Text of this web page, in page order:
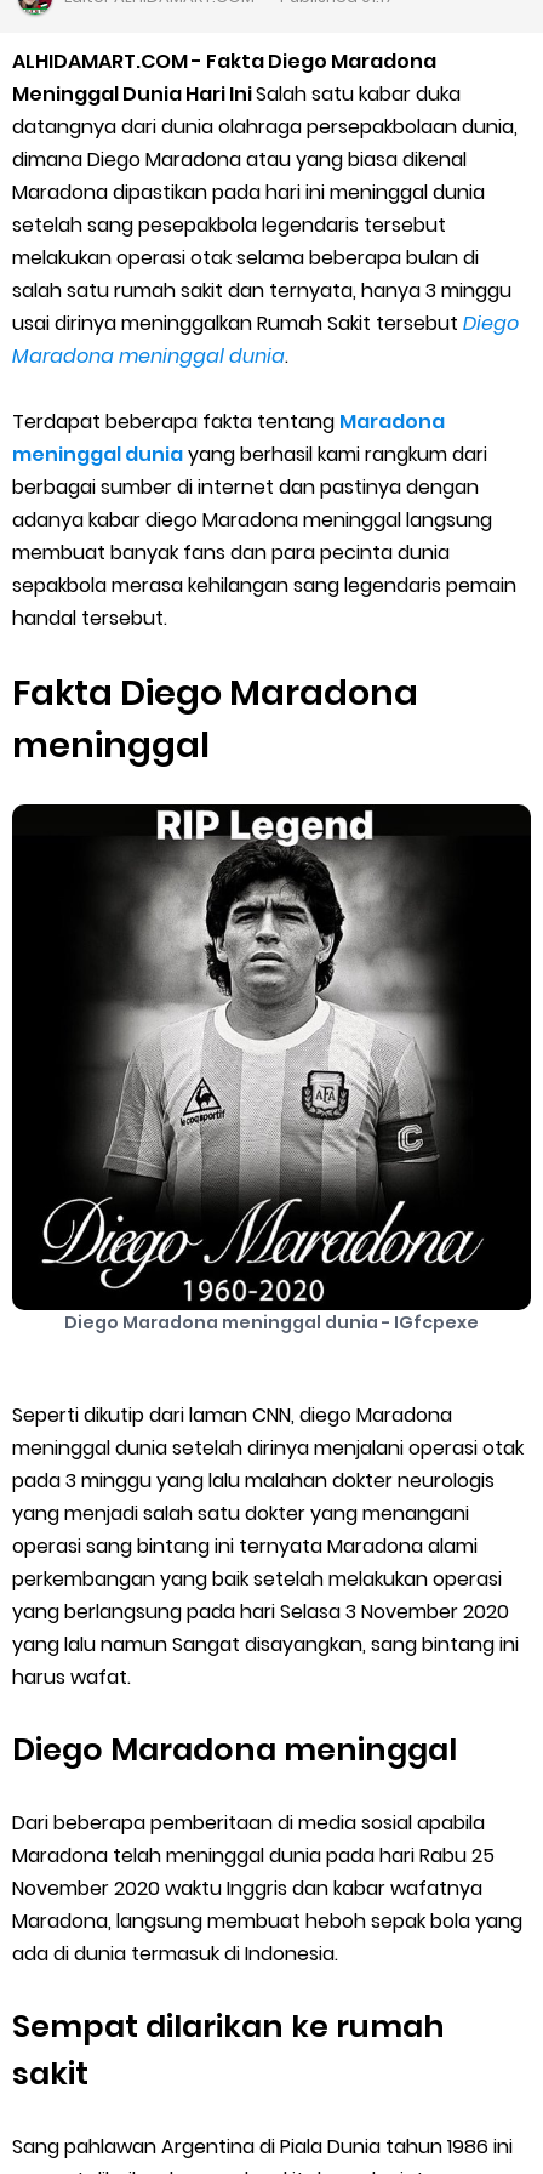
Apa itu Grab Saap? Layanan Antri Online Terbaru Dari Grab
Cara Jitu Mendapat Voucher Gojek Gratis
Cara Ping DNS Server Gojek Gopartner
Cara Mudah Melihat Nomor Shopeepay Sendiri dan Orang Lain
7 Cara Mudah Top Up Grab untuk Driver
5 Versi Map Paling Gacor Untuk Ojek Online
Penyebab dan Cara Memulihkan Akun Gojek Dibekukan
Cara Menghitung Penghasilan Grab Sesuai dengan Orderan
Cara Menggunakan Paket Telkomsel Mitra Gojek
5 Cara Top Up InDriver dengan Mudah
10 Cara Jitu Autobid Untuk Lala Motor dan Mobil 2023
Cara Mudah Melihat QR dan Barcode Shopeepay
Enroute Drop: Arti dan Penjelasan Resi Gosend
Cara Transfer Gopay ke Shopeepay Tanpa Potongan
Cara Ping Server Shopee Food 2022
Cara Menghubungi CS Lalamove dan Jam Operasionalnya
Cara Mengatasi Aplikasi Gojek Mengalami Gangguan
Saturday, 8 August
ALHIDAMART.COM - Fakta Diego Maradona
Meninggal Dunia Hari IniSalah satu kabar duka
datangnya dari dunia olahraga persepakbolaan dunia,
dimana Diego Maradona atau yang biasa dikenal
Maradona dipastikan pada hari ini meninggal dunia
setelah sang pesepakbola legendaris tersebut
melakukan operasi otak selama beberapa bulan di
salah satu rumah sakit dan ternyata, hanya 3 minggu
usai dirinya meninggalkan Rumah Sakit tersebut Diego
Maradona meninggal dunia.
Terdapat beberapa fakta tentang Maradona
meninggal duniayang berhasil kami rangkum dari
berbagai sumber di internet dan pastinya dengan
adanya kabar diego Maradona meninggal langsung
membuat banyak fans dan para pecinta dunia
sepakbola merasa kehilangan sang legendaris pemain
handal tersebut.
Fakta Diego Maradona
meninggal
Diego Maradona meninggal dunia - IGfcpexe
Seperti dikutip dari laman CNN, diego Maradona
meninggal dunia setelah dirinya menjalani operasi otak
pada 3 minggu yang lalu malahan dokter neurologis
yang menjadi salah satu dokter yang menangani
operasi sang bintang ini ternyata Maradona alami
perkembangan yang baik setelah melakukan operasi
yang berlangsung pada hari Selasa 3 November 2020
yang lalu namun Sangat disayangkan, sang bintang ini
harus wafat.
Diego Maradona meninggal
Dari beberapa pemberitaan di media sosial apabila
Maradona telah meninggal dunia pada hari Rabu 25
November 2020 waktu Inggris dan kabar wafatnya
Maradona, langsung membuat heboh sepak bola yang
ada di dunia termasuk di Indonesia.
Sempat dilarikan ke rumah
sakit
Sang pahlawan Argentina di Piala Dunia tahun 1986 ini